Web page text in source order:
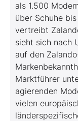
als 1.500
über Schuhe
vertreibt
sieht sich nach
auf den
Marktführer
agierenden
vielen